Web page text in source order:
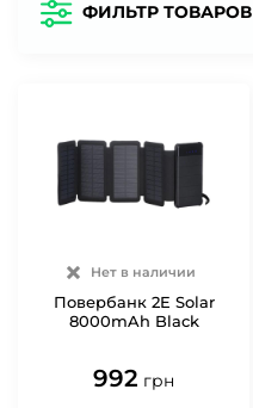
ФИЛЬТР ТОВАРОВ
Нет в наличии
Повербанк 2E Solar
8000mAh Black
992 грн